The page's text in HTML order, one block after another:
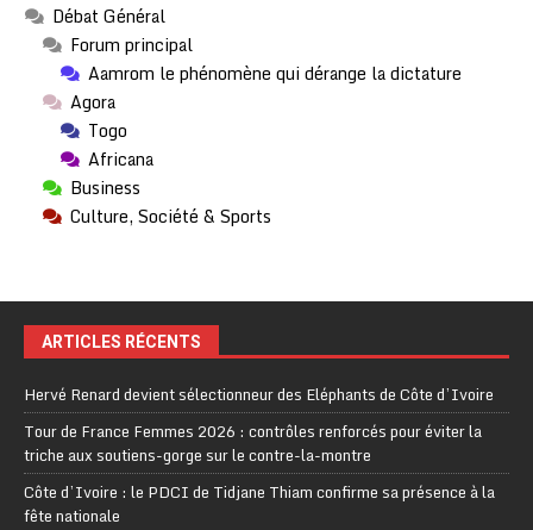
Débat Général
Forum principal
Aamrom le phénomène qui dérange la dictature
Agora
Togo
Africana
Business
Culture, Société & Sports
ARTICLES RÉCENTS
Hervé Renard devient sélectionneur des Eléphants de Côte d’Ivoire
Tour de France Femmes 2026 : contrôles renforcés pour éviter la
triche aux soutiens-gorge sur le contre-la-montre
Côte d’Ivoire : le PDCI de Tidjane Thiam confirme sa présence à la
fête nationale